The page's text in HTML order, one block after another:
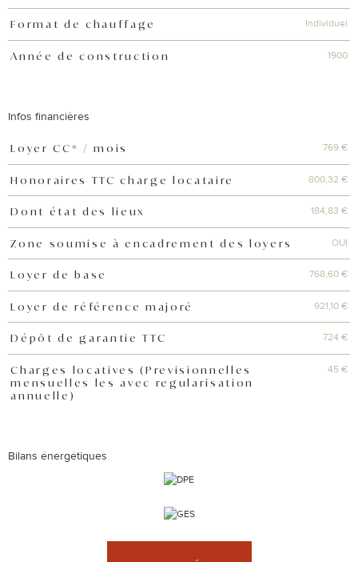
Format de chauffage Individuel
Année de construction 1900
Infos financières
Caractéristiques Valeurs
Loyer CC* / mois 769 €
Honoraires TTC charge locataire 800,32 €
Dont état des lieux 184,83 €
Zone soumise à encadrement des loyers OUI
Loyer de base 768,60 €
Loyer de référence majoré 921,10 €
Dépôt de garantie TTC 724 €
Charges locatives (Previsionnelles
mensuelles les avec regularisation
annuelle)
45 €
Bilans énergétiques